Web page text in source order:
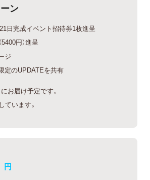
ン
日完成イベント招待券1枚進呈
円）進呈
ジ
定のUPDATEを共有
お届け予定です。
ています。
円